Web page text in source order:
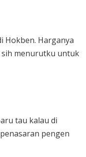
Hokben. Harganya
sih menurutku untuk
tau kalau di
pengen